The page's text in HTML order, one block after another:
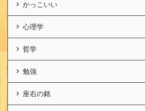
かっこいい
心理学
哲学
勉強
座右の銘